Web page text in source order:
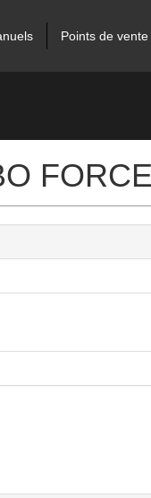
Points de vente